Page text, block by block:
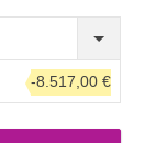
-8.517,00 €